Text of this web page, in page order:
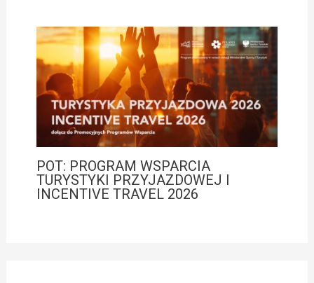
POT: PROGRAM WSPARCIA
TURYSTYKI PRZYJAZDOWEJ I
INCENTIVE TRAVEL 2026